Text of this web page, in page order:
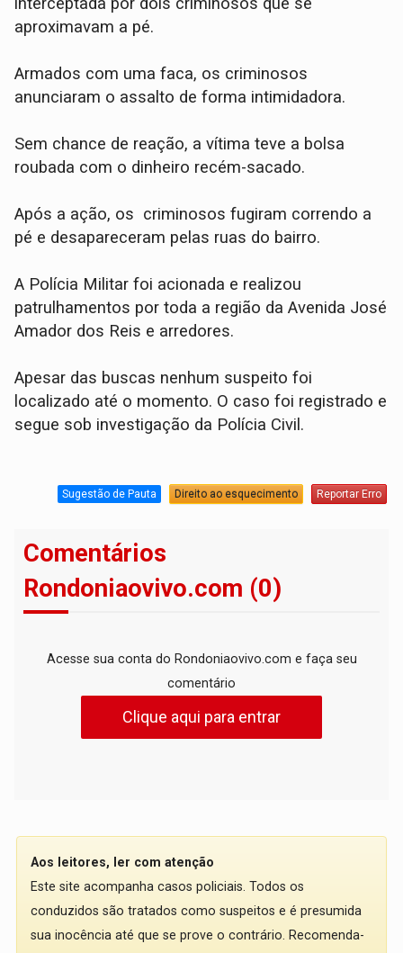
aproximavam a pé.
​Armados com uma faca, os criminosos
anunciaram o assalto de forma intimidadora.
Sem chance de reação, a vítima teve a bolsa
roubada com o dinheiro recém-sacado.
​Após a ação, os criminosos fugiram correndo a
pé e desapareceram pelas ruas do bairro.
​A Polícia Militar foi acionada e realizou
patrulhamentos por toda a região da Avenida José
Amador dos Reis e arredores.
Apesar das buscas nenhum suspeito foi
localizado até o momento. O caso foi registrado e
segue sob investigação da Polícia Civil.
Sugestão de Pauta Direito ao esquecimento Reportar Erro
Comentários
Rondoniaovivo.com (0)
Acesse sua conta do Rondoniaovivo.com e faça seu
comentário
Clique aqui para entrar
Aos leitores, ler com atenção
Este site acompanha casos policiais. Todos os
conduzidos são tratados como suspeitos e é presumida
sua inocência até que se prove o contrário. Recomenda-